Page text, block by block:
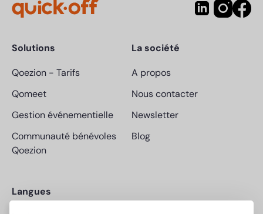
Solutions
Qoezion - Tarifs
Qomeet
Gestion événementielle
Communauté bénévoles
Qoezion
La société
A propos
Nous contacter
Newsletter
Blog
Langues